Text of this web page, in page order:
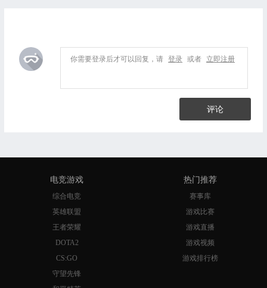
你需要登录后才可以回复，请 登录 或者 立即注册
评论
电竞游戏
综合电竞
英雄联盟
王者荣耀
DOTA2
CS:GO
守望先锋
热门推荐
赛事库
游戏比赛
游戏直播
游戏视频
游戏排行榜